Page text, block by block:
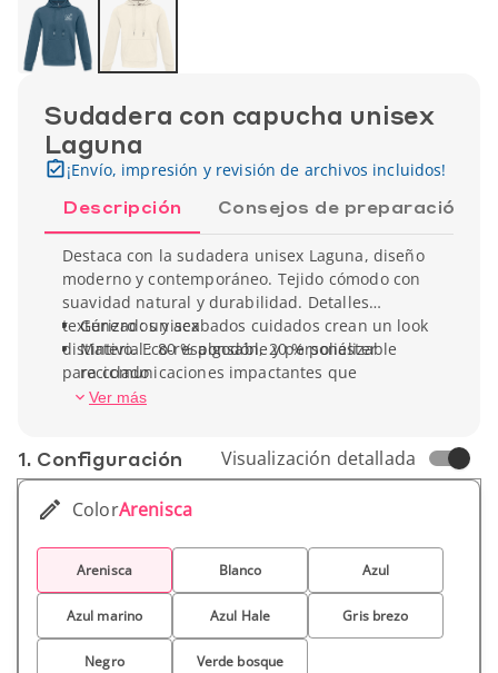
Sudadera con capucha unisex
Laguna
¡Envío, impresión y revisión de archivos incluidos!
Descripción Consejos de preparación
Destaca con la sudadera unisex Laguna, diseño
moderno y contemporáneo. Tejido cómodo con
suavidad natural y durabilidad. Detalles
texturizados y acabados cuidados crean un look
distintivo. Eco-responsable y personalizable
para comunicaciones impactantes que
potencian tu marca con elegancia.
Género : unisex
Material : 80 % algodón, 20 % poliéster
reciclado
Ver más
1. Conf­iguración Visualización detallada
ColorArenisca
Arenisca Blanco Azul
Azul marino Azul Hale Gris brezo
Negro Verde bosque